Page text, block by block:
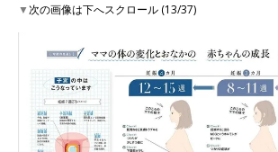
▼次の画像は下へスクロール (13/37)